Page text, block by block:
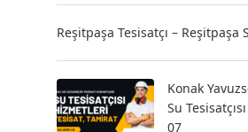
Reşitpaşa Tesisatçı – Reşitpaşa
Konak
Su
07